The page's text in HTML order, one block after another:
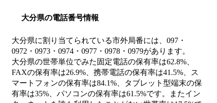
大分県の電話番号情報
大分県に割り当てられている市外局番には、097・
0972・0973・0974・0977・0978・0979があります。
大分県の世帯単位でみた固定電話の保有率は62.8%、
FAXの保有率は26.9%、携帯電話の保有率は41.5%、ス
マートフォンの保有率は84.1%、タブレット型端末の保
有率は35%、パソコンの保有率は61.5%です。またイン